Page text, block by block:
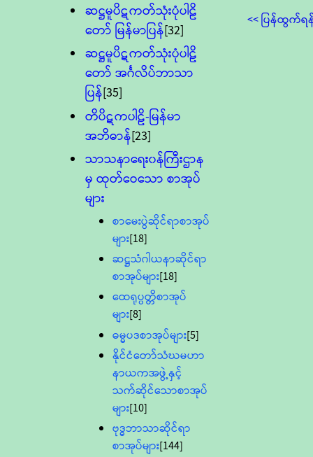
ဆဋ္ဌမူပိဋကတ်သုံးပုံပါဠိ
တော် မြန်မာပြန်[32]
ဆဋ္ဌမူပိဋကတ်သုံးပုံပါဠိ
တော် အင်္ဂလိပ်ဘာသာ
ပြန်[35]
တိပိဋကပါဠိ-မြန်မာ
အဘိဓာန်[23]
သာသနာရေး၀န်ကြီးဌာန
မှ ထုတ်ဝေသော စာအုပ်
များ
စာမေးပွဲဆိုင်ရာစာအုပ်
များ[18]
ဆဋ္ဌသံဂါယနာဆိုင်ရာ
စာအုပ်များ[18]
ထေရုပ္ပတ္တိစာအုပ်
များ[8]
ဓမ္မပဒစာအုပ်များ[5]
နိုင်ငံတော်သံဃမဟာ
နာယကအဖွဲ့နှင့်
သက်ဆိုင်သောစာအုပ်
များ[10]
ဗုဒ္ဓဘာသာဆိုင်ရာ
စာအုပ်များ[144]
<< ပြန်ထွက်ရ